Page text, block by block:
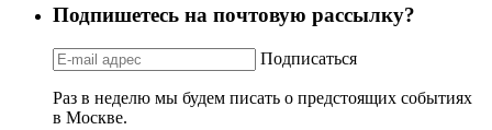
Подпишетесь на почтовую рассылку?
Подписаться
Раз в неделю мы будем писать о предстоящих событиях
в Москве.